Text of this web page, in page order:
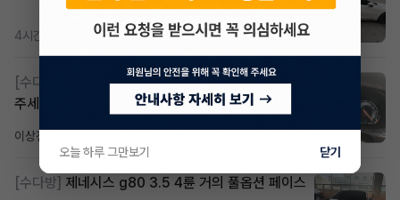
4시간 전 조회 399댓글 3
[수다방]
Gv70 승계자분 구합니다 지원금 협의연락
주세요
이상진
[수다방] 제네시스 g80 3.5 4륜 거의 풀옵션 페이스
오늘 하루 그만보기 닫기